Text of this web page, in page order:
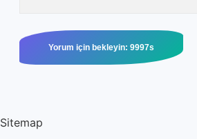
Sitemap